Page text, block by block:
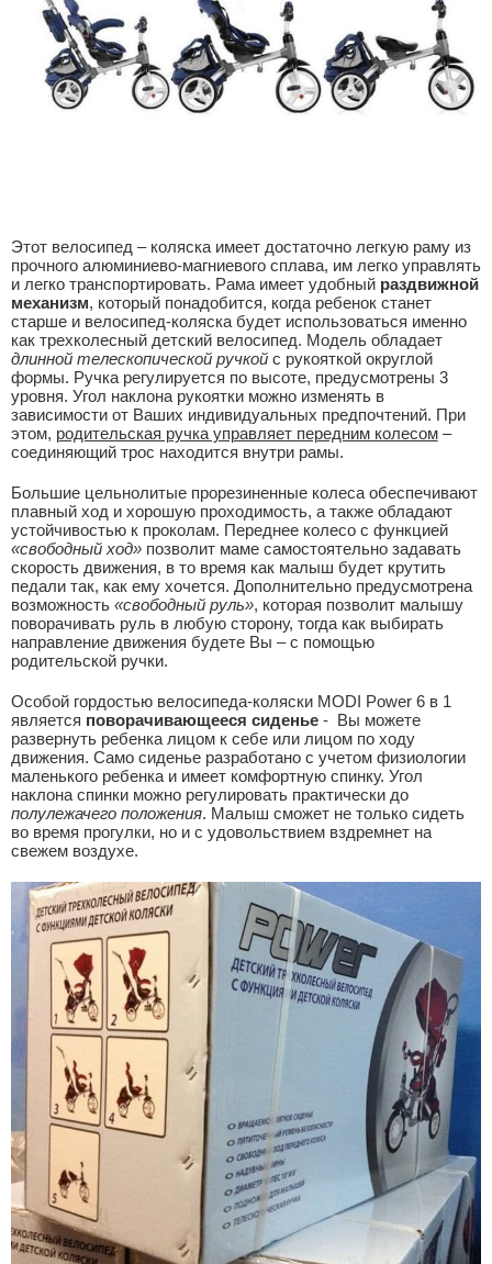
Этот велосипед – коляска имеет достаточно легкую раму из
прочного алюминиево-магниевого сплава, им легко управлять
и легко транспортировать. Рама имеет удобный раздвижной
механизм, который понадобится, когда ребенок станет
старше и велосипед-коляска будет использоваться именно
как трехколесный детский велосипед. Модель обладает
длинной телескопической ручкойс рукояткой округлой
формы. Ручка регулируется по высоте, предусмотрены 3
уровня. Угол наклона рукоятки можно изменять в
зависимости от Ваших индивидуальных предпочтений. При
этом, родительская ручка управляет передним колесом–
соединяющий трос находится внутри рамы.
Большие цельнолитые прорезиненные колеса обеспечивают
плавный ход и хорошую проходимость, а также обладают
устойчивостью к проколам. Переднее колесо с функцией
«свободный ход»позволит маме самостоятельно задавать
скорость движения, в то время как малыш будет крутить
педали так, как ему хочется. Дополнительно предусмотрена
возможность «свободный руль», которая позволит малышу
поворачивать руль в любую сторону, тогда как выбирать
направление движения будете Вы – с помощью
родительской ручки.
Особой гордостью велосипеда-коляски MODI Power 6 в 1
является поворачивающееся сиденье- Вы можете
развернуть ребенка лицом к себе или лицом по ходу
движения. Само сиденье разработано с учетом физиологии
маленького ребенка и имеет комфортную спинку. Угол
наклона спинки можно регулировать практически до
полулежачего положения. Малыш сможет не только сидеть
во время прогулки, но и с удовольствием вздремнет на
свежем воздухе.